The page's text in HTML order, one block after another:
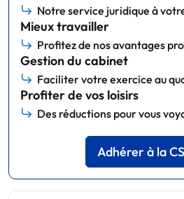
Notre service juridique à
Mieux travailler
Profitez de nos avantages
Gestion du cabinet
Faciliter votre exercice au
Profiter de vos loisirs
Des réductions pour vous
Adhérer à la